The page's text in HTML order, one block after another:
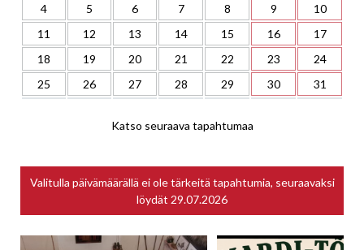
4
5 6 7 8 9
10
11
12 13 14 15 16
17
18
19 20 21 22 23
24
25
26 27 28 29 30 31
Katso seuraava tapahtumaa
Valitulla päivämäärällä ei ole tärkeitä tapahtumia, seuraavaksi
löydät 29.07.2026